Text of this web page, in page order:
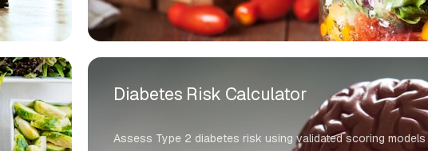
Diabetes Risk Calculator
Assess Type 2 diabetes risk using validated scoring models